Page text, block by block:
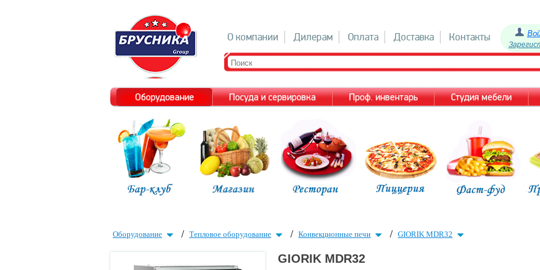
О компании Дилерам Оплата Доставка Контакты
Оборудование Посуда и сервировка Проф. инвентарь Студия мебели
Оборудование / Тепловое оборудование / Конвекционные печи / GIORIK MDR32
GIORIK MDR32